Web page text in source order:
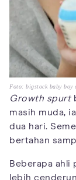
Foto: bigstock baby boy
Growth spurt
masih muda,
dua hari.
bertahan
Beberapa ahli
lebih